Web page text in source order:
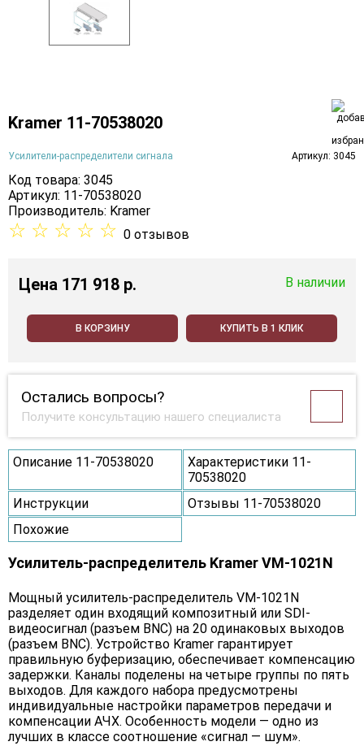
Kramer 11-70538020
Усилители-распределители сигнала Артикул: 3045
Код товара: 3045
Артикул: 11-70538020
Производитель: Kramer
☆ ☆ ☆ ☆ ☆ 0 отзывов
Цена 171 918 p. В наличии
В КОРЗИНУ КУПИТЬ В 1 КЛИК
Остались вопросы?
Получите консультацию нашего специалиста
Описание 11-70538020
Характеристики 11-
70538020
Инструкции
Отзывы 11-70538020
Похожие
Усилитель-распределитель Kramer VM-1021N
Мощный усилитель-распределитель VM-1021N
разделяет один входящий композитный или SDI-
видеосигнал (разъем BNC) на 20 одинаковых выходов
(разъем BNC). Устройство Kramer гарантирует
правильную буферизацию, обеспечивает компенсацию
задержки. Каналы поделены на четыре группы по пять
выходов. Для каждого набора предусмотрены
индивидуальные настройки параметров передачи и
компенсации АЧХ. Особенность модели — одно из
лучших в классе соотношение «сигнал — шум».